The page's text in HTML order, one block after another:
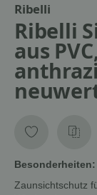
Ribelli
Ribelli
aus
Besonderheiten:
Zaunsichtschutz